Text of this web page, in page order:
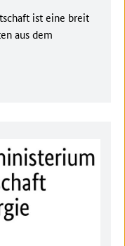
ist eine breit
aus dem